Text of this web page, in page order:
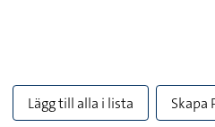
Lägg till alla i lista Skapa